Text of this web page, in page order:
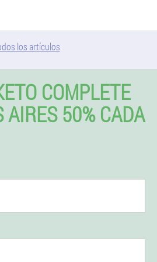
los artículos
COMPLETE
AIRES 50% CADA